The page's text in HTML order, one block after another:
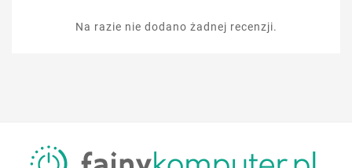
Na razie nie dodano żadnej recenzji.